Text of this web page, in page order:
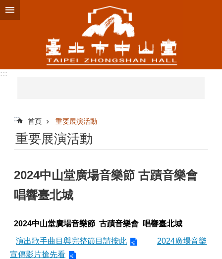
跳到主要內容區塊
:::
::: 首頁 重要展演活動
重要展演活動
2024中山堂廣場音樂節 古蹟音樂會
唱響臺北城
2024中山堂廣場音樂節 古蹟音樂會 唱響臺北城
演出歌手曲目與完整節目請按此
2024廣場音樂
節宣傳影片搶先看